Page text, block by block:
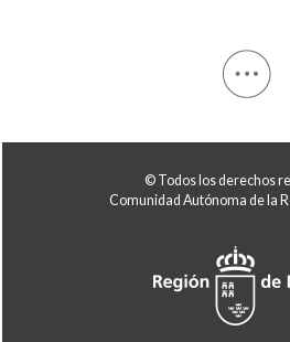
© Todos los derechos
Comunidad Autónoma de la